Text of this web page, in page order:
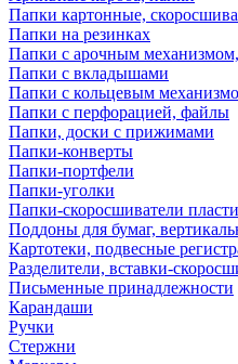
Папки картонные,
Папки на резинках
Папки с арочным
Папки с вкладышами
Папки с кольцевым
Папки с перфорацией, файлы
Папки, доски с прижимами
Папки-конверты
Папки-портфели
Папки-уголки
Папки-скоросшиватели
Поддоны для бумаг,
Картотеки, подвесные
Разделители, вставки-
Письменные принадлежности
Карандаши
Ручки
Стержни